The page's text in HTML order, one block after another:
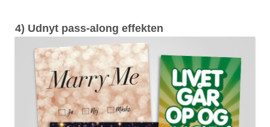
4) Udnyt pass-along effekten